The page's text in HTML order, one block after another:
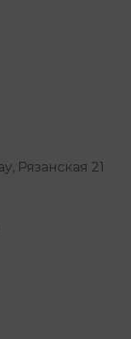
Рязанская 21